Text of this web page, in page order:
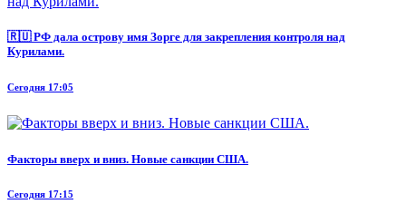
🇷🇺 РФ дала острову имя Зорге для закрепления контроля над
Курилами.
Сегодня 17:05
Факторы вверх и вниз. Новые санкции США.
Сегодня 17:15